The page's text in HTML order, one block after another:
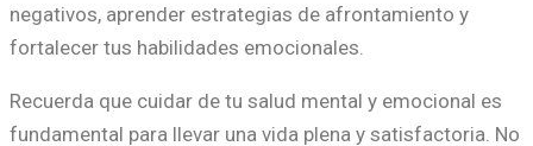
negativos, aprender estrategias de afrontamiento y
fortalecer tus habilidades emocionales.
Recuerda que cuidar de tu salud mental y emocional es
fundamental para llevar una vida plena y satisfactoria. No